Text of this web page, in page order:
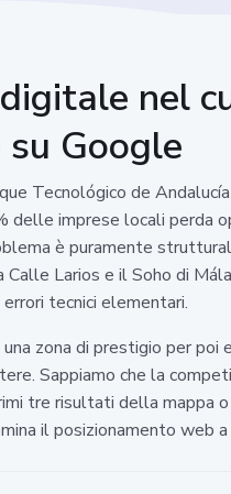
nel
Google
Tecnológico de
delle imprese locali perda
è puramente
Larios e il Soho di
tecnici elementari.
zona di prestigio per poi
Sappiamo che la
tre risultati della mappa
il posizionamento web